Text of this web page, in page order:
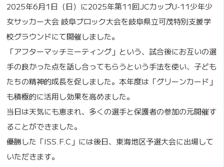
2025年6月1日（日）に2025年第11回JCカップU-11少年少
女サッカー大会 岐阜ブロック大会を岐阜県立可茂特別支援学
校グラウンドにて開催しました。
「アフターマッチミーティング」という、試合後にお互いの選
手の良かった点を話し合ってもらうという手法を使い、子ども
たちの精神的成長を促しました。本年度は「グリーンカード」
も積極的に活用し効果を高めました。
当日は天気にも恵まれ、多くの選手と保護者の参加の元開催す
ることができました。
優勝した「ISS.F.C」には後日、東海地区予選大会に出場して
いただきます。